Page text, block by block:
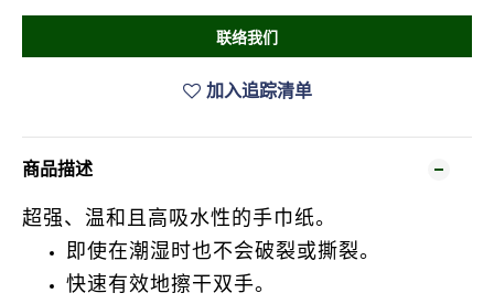
联络我们
加入追踪清单
商品描述
超强、温和且高吸水性的手巾纸。
即使在潮湿时也不会破裂或撕裂。
快速有效地擦干双手。